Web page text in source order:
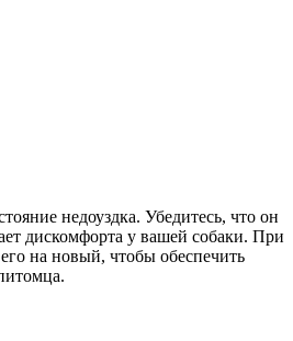
недоуздка. Убедитесь, что он
дискомфорта у вашей собаки. При
на новый, чтобы обеспечить